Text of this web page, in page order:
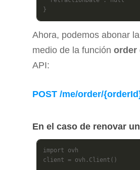
}
Ahora, podemos abonar
medio de la función order
API:
POST /me/order/
En el caso de renovar
import ovh
client = ovh.Client()